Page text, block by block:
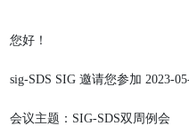
您好！
sig-SDS SIG 邀请您参加 2023-
会议主题：SIG-SDS双周例会